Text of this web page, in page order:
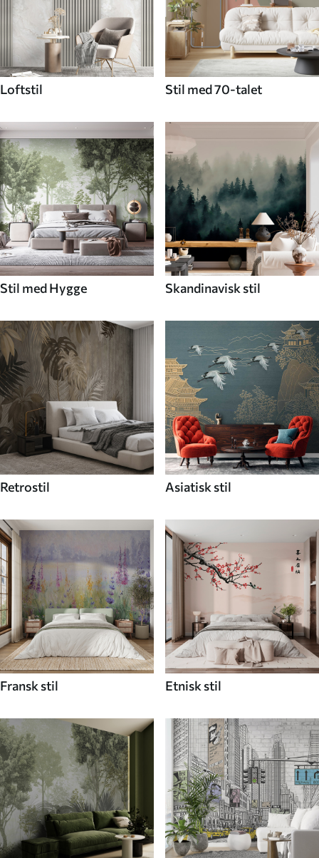
Loftstil Stil med 70-talet
Stil med Hygge Skandinavisk stil
Retrostil Asiatisk stil
Fransk stil Etnisk stil